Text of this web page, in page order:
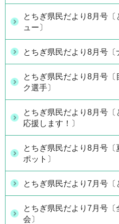
とちぎ県民だより8月号
ュー〕
とちぎ県民だより8月号〔
とちぎ県民だより8月号
ク選手〕
とちぎ県民だより8月号
応援します！〕
とちぎ県民だより8月号
ポット〕
とちぎ県民だより7月号〔
とちぎ県民だより7月号
会〕